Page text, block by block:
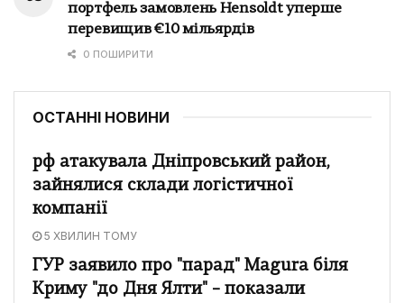
портфель замовлень Hensoldt уперше
перевищив €10 мільярдів
0 ПОШИРИТИ
ОСТАННІ НОВИНИ
рф атакувала Дніпровський район,
зайнялися склади логістичної
компанії
5 ХВИЛИН ТОМУ
ГУР заявило про "парад" Magura біля
Криму "до Дня Ялти" – показали